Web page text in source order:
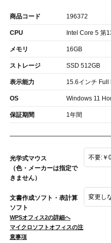
商品コード 196372
CPU Intel Core 5 第
メモリ 16GB
ストレージ SSD 512GB
表示能力 15.6インチ
OS Windows 11
保証期間 1年間
光学式マウス
（色・メーカーは指定で
きません）
文書作成ソフト・表計算
ソフト
WPSオフィス2の詳細へ
マイクロソフトオフィスの注
意事項